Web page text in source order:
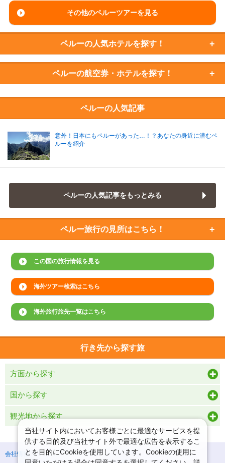
その他のペルーツアーを見る
ペルーの人気ホテルを探す！
ペルーの航空券・ホテルを探す！
ペルーの人気記事
意外！日本にもペルーがあった…！？あなたの身近に潜むペ
ルーを紹介
ペルーの人気記事をもっとみる
ペルー旅行の見所はこちら！
この国の旅行情報を見る
海外ツアー検索はこちら
海外旅行旅先一覧はこちら
行き先から探す旅
方面から探す
国から探す
観光地から探す
会社情報 プライバシーポリシー
当社サイト内においてお客様ごとに最適なサービスを提
供する目的及び当社サイト外で最適な広告を表示するこ
とを目的にCookieを使用しています。Cookieの使用に